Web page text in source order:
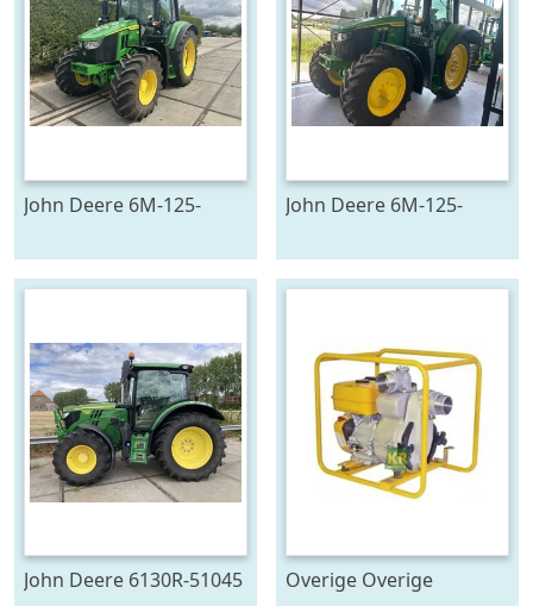
John Deere 6M-125-
John Deere 6M-125-
John Deere 6130R-51045
Overige Overige